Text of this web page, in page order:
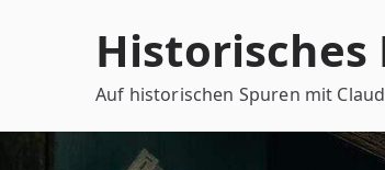
Historisches
Auf historischen Spuren mit